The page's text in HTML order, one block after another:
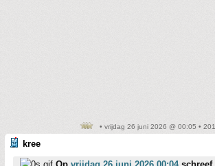
• vrijdag 26 juni 2026 @ 00:05 • 201
kree